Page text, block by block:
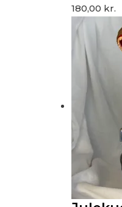
180,00 kr.